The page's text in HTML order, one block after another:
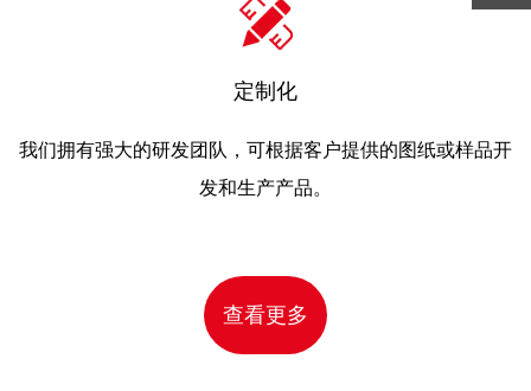
定制化
我们拥有强大的研发团队，可根据客户提供的图纸或样品开
发和生产产品。
查看更多